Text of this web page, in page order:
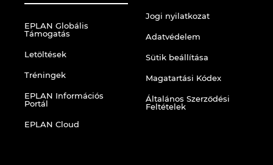
EPLAN Globális
Támogatás
Letöltések
Tréningek
EPLAN Információs
Portál
EPLAN Cloud
Jogi nyilatkozat
Adatvédelem
Sütik beállítása
Magatartási Kódex
Általános Szerződési
Feltételek